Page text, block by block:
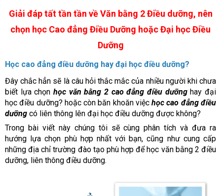
Giải đáp tất tần tần về Văn bằng 2 Điều dưỡng, nên
chọn học Cao đẳng Điều Dưỡng hoặc Đại học Điều
Dưỡng
Học cao đẳng điều dưỡng hay đại học điều dưỡng?
Đây chắc hẳn sẽ là câu hỏi thắc mắc của nhiều người khi chưa
biết lựa chọn học văn bằng 2 cao đẳng điều dưỡnghay đại
học điều dưỡng? hoặc còn băn khoăn việchọc cao đẳng điều
dưỡng có liên thông lên đại học điều dưỡng được không?
Trong bài viết này chúng tôi sẽ cùng phân tích và đưa ra
hướng lựa chọn phù hợp nhất với bạn, cũng như cung cấp
những địa chỉ trường đào tạo phù hợp để học văn bằng 2 điều
dưỡng, liên thông điều dưỡng.